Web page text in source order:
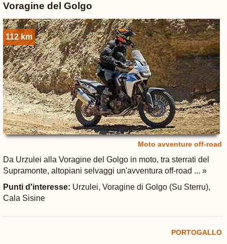
Voragine del Golgo
112 km
Moto avventure off-road
Da Urzulei alla Voragine del Golgo in moto, tra sterrati del
Supramonte, altopiani selvaggi un'avventura off‑road ... »
Punti d'interesse: Urzulei, Voragine di Golgo (Su Sterru),
Cala Sisine
PORTOGALLO